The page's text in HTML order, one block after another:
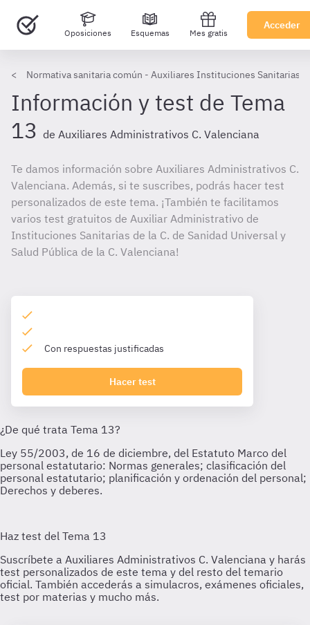
Oposiciones Esquemas Mes gratis
Acceder
Normativa sanitaria común - Auxiliares Instituciones Sanitarias
Información y test de Tema
13 de Auxiliares Administrativos C. Valenciana
Te damos información sobre Auxiliares Administrativos C.
Valenciana. Además, si te suscribes, podrás hacer test
personalizados de este tema. ¡También te facilitamos
varios test gratuitos de Auxiliar Administrativo de
Instituciones Sanitarias de la C. de Sanidad Universal y
Salud Pública de la C. Valenciana!
Con respuestas justificadas
Hacer test